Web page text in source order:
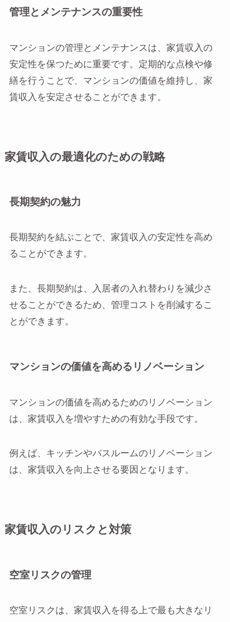
管理とメンテナンスの重要性
マンションの管理とメンテナンスは、家賃収入の
安定性を保つために重要です。定期的な点検や修
繕を行うことで、マンションの価値を維持し、家
賃収入を安定させることができます。
家賃収入の最適化のための戦略
長期契約の魅力
長期契約を結ぶことで、家賃収入の安定性を高め
ることができます。
また、長期契約は、入居者の入れ替わりを減少さ
せることができるため、管理コストを削減するこ
とができます。
マンションの価値を高めるリノベーション
マンションの価値を高めるためのリノベーション
は、家賃収入を増やすための有効な手段です。
例えば、キッチンやバスルームのリノベーション
は、家賃収入を向上させる要因となります。
家賃収入のリスクと対策
空室リスクの管理
空室リスクは、家賃収入を得る上で最も大きなリ